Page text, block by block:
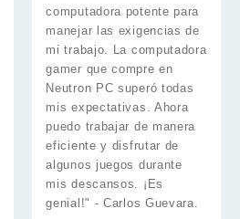
computadora potente para
manejar las exigencias de
mi trabajo. La computadora
gamer que compre en
Neutron PC superó todas
mis expectativas. Ahora
puedo trabajar de manera
eficiente y disfrutar de
algunos juegos durante
mis descansos. ¡Es
genial!" - Carlos Guevara.